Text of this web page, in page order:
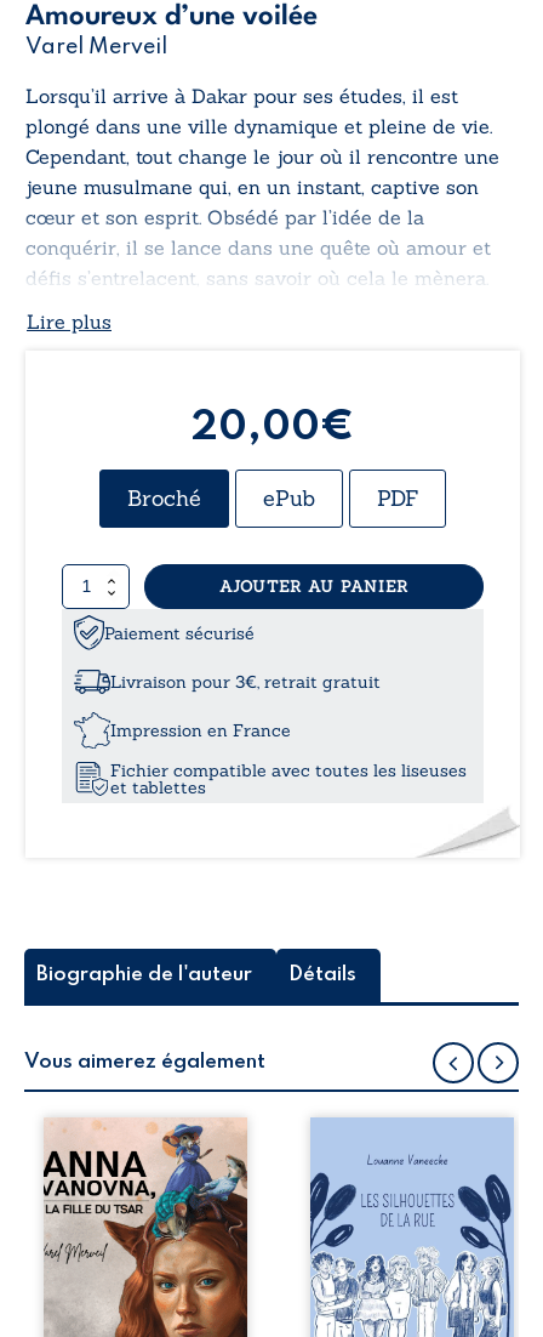
Amoureux d’une voilée
Varel Merveil
Lorsqu’il arrive à Dakar pour ses études, il est
plongé dans une ville dynamique et pleine de vie.
Cependant, tout change le jour où il rencontre une
jeune musulmane qui, en un instant, captive son
cœur et son esprit. Obsédé par l’idée de la
conquérir, il se lance dans une quête où amour et
défis s’entrelacent, sans savoir où cela le mènera.
Lire plus
20,00€
Broché ePub PDF
quantité
de
Amoureux
d’une
voilée
AJOUTER AU PANIER
Paiement sécurisé
Livraison pour 3€, retrait gratuit
Impression en France
Fichier compatible avec toutes les liseuses
et tablettes
Biographie de l'auteur Détails
Vous aimerez également
Fille du tsar, Anna
Ivanovna cache
un secret
dangereux : un
grimoire magique
hérité de la
mystérieuse forêt
d’Iva, un lieu
interdit où nul
n’ose s’aventurer.
la rue donne la
parole à six
personnages
ordinaires,
traversés par des
pensées, des
émotions et des
silences qui
pourraient